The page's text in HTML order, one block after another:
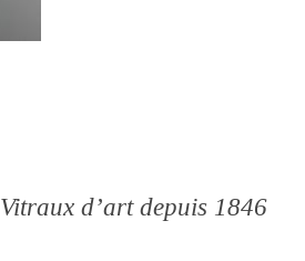
Vitraux d’art depuis 1846